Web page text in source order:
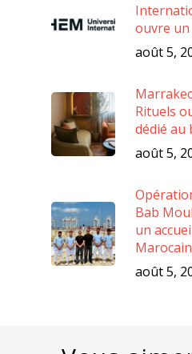
ouvre
août 5,
Rituels
dédié au
août 5,
Bab
un
août 5,